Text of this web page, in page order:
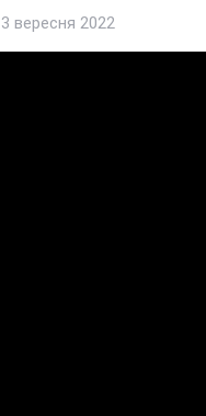
вересня 2022